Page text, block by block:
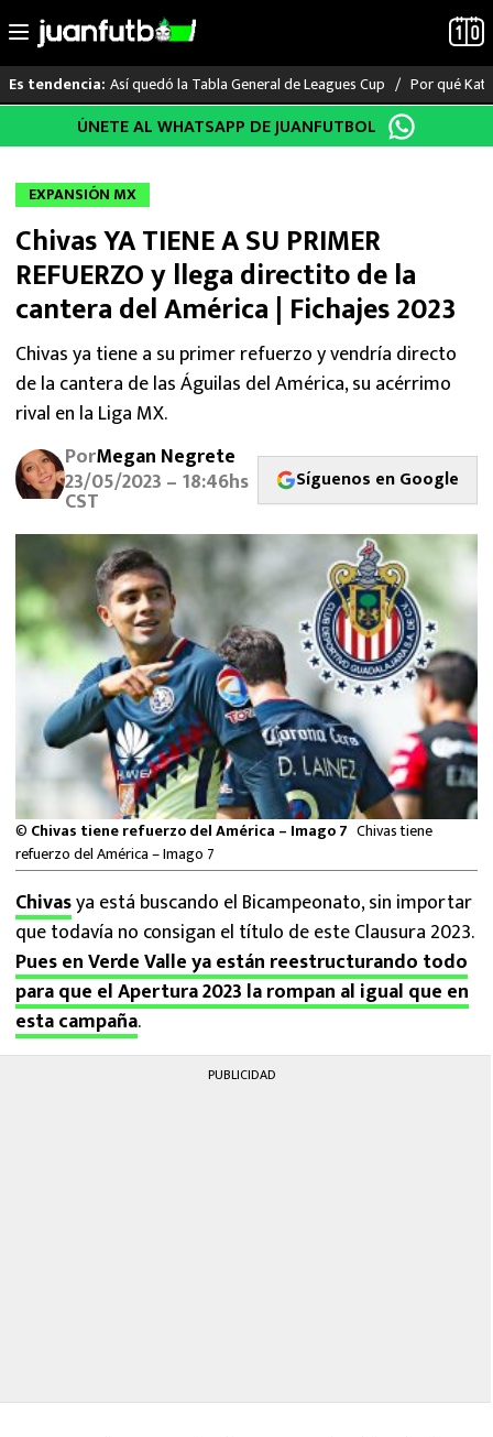
al
Es tendencia: Así quedó la Tabla General de Leagues Cup Por qué
LO ÚLTIMO
LIGA MX
RAYADOS
PUMAS
ATLANTE
SELECCIÓN MEXICANA
FUTBOL INTERNACIONAL
MEXICANOS EN EL EXTRANJERO
FUTBOL ESTUFA
FÓRMULA 1
BOXEO
LIGA MX
NFL
ÚNETE AL WHATSAPP DE JUANFUTBOL
EXPANSIÓN MX
Chivas YA TIENE A SU PRIMER
REFUERZO y llega directito de la
cantera del América | Fichajes 2023
Chivas ya tiene a su primer refuerzo y vendría directo
de la cantera de las Águilas del América, su acérrimo
rival en la Liga MX.
PorMegan Negrete
23/05/2023 – 18:46hs
CST
Síguenos en Google
© Chivas tiene refuerzo del América – Imago 7 Chivas tiene
refuerzo del América – Imago 7
Chivasya está buscando el Bicampeonato, sin importar
que todavía no consigan el título de este Clausura 2023.
Pues en Verde Valle ya están reestructurando todo
para que el Apertura 2023 la rompan al igual que en
esta campaña.
PUBLICIDAD